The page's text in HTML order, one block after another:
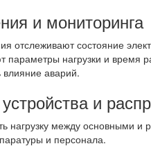
и мониторинга
отслеживают состояние
параметры нагрузки и время
аварий.
и
нагрузку между основными и
и персонала.